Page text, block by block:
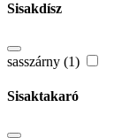
Sisakdísz
sasszárny (1)
Sisaktakaró